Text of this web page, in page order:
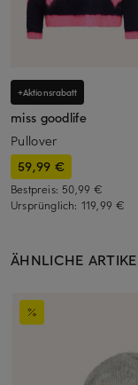
+Aktionsrabatt
miss goodlife
Pullover
59,99 €
Bestpreis: 50,99 €
Ursprünglich: 119,99 €
ÄHNLICHE